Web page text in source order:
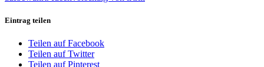
Eintrag teilen
Teilen auf Facebook
Teilen auf Twitter
Teilen auf Pinterest